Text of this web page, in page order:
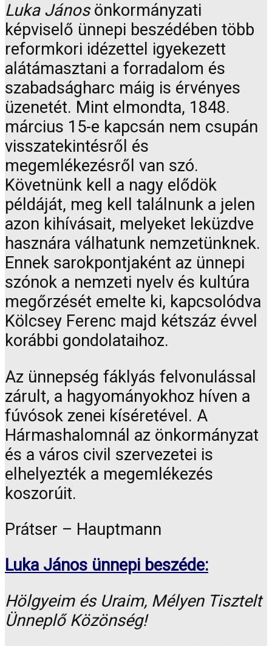
Luka Jánosönkormányzati
képviselő ünnepi beszédében több
reformkori idézettel igyekezett
alátámasztani a forradalom és
szabadságharc máig is érvényes
üzenetét. Mint elmondta, 1848.
március 15-e kapcsán nem csupán
visszatekintésről és
megemlékezésről van szó.
Követnünk kell a nagy elődök
példáját, meg kell találnunk a jelen
azon kihívásait, melyeket leküzdve
hasznára válhatunk nemzetünknek.
Ennek sarokpontjaként az ünnepi
szónok a nemzeti nyelv és kultúra
megőrzését emelte ki, kapcsolódva
Kölcsey Ferenc majd kétszáz évvel
korábbi gondolataihoz.
Az ünnepség fáklyás felvonulással
zárult, a hagyományokhoz híven a
fúvósok zenei kíséretével. A
Hármashalomnál az önkormányzat
és a város civil szervezetei is
elhelyezték a megemlékezés
koszorúit.
Prátser – Hauptmann
Luka János ünnepi beszéde:
Hölgyeim és Uraim, Mélyen Tisztelt
Ünneplő Közönség!